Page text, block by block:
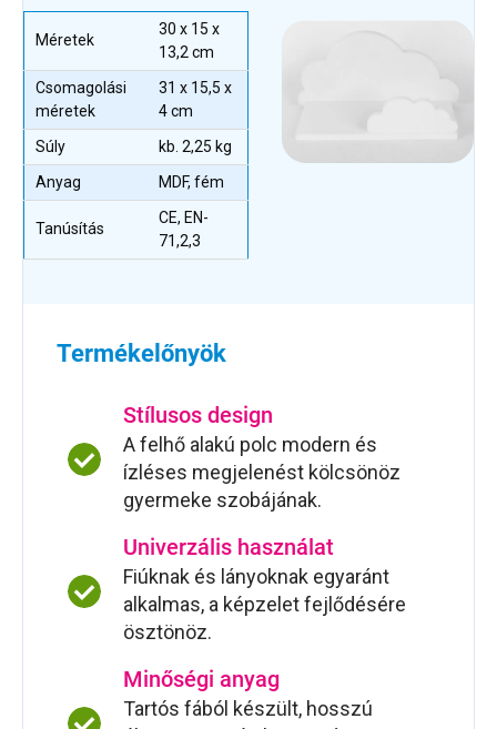
Méretek
30 x 15 x
13,2 cm
Csomagolási
méretek
31 x 15,5 x
4 cm
Súly
kb. 2,25 kg
Anyag
MDF, fém
Tanúsítás
CE, EN-
71,2,3
Termékelőnyök
Stílusos design
A felhő alakú polc modern és
ízléses megjelenést kölcsönöz
gyermeke szobájának.
Univerzális használat
Fiúknak és lányoknak egyaránt
alkalmas, a képzelet fejlődésére
ösztönöz.
Minőségi anyag
Tartós fából készült, hosszú